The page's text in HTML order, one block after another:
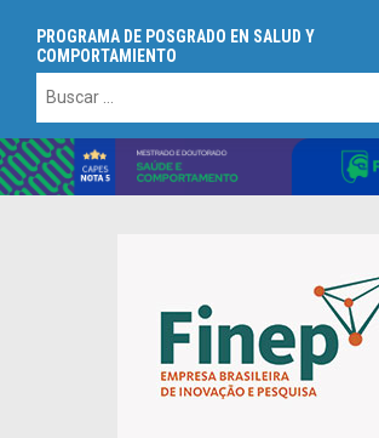
PROGRAMA DE POSGRADO EN SALUD Y
COMPORTAMIENTO